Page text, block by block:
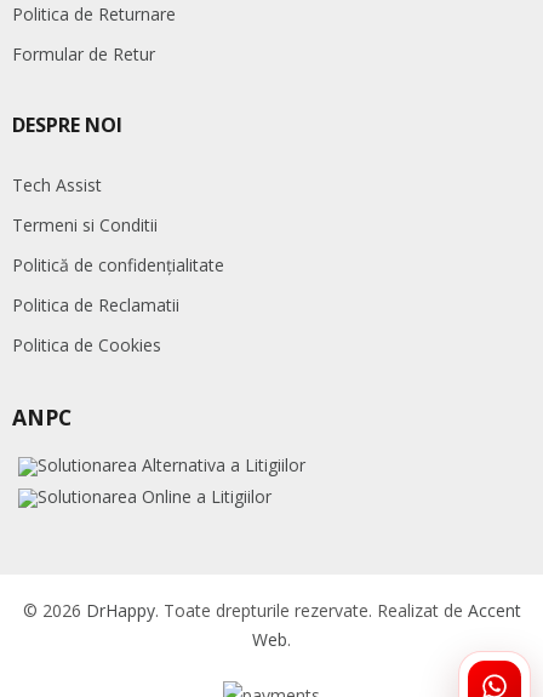
Politica de Returnare
Formular de Retur
DESPRE NOI
Tech Assist
Termeni si Conditii
Politică de confidențialitate
Politica de Reclamatii
Politica de Cookies
ANPC
© 2026 DrHappy. Toate drepturile rezervate. Realizat de Accent
Web.